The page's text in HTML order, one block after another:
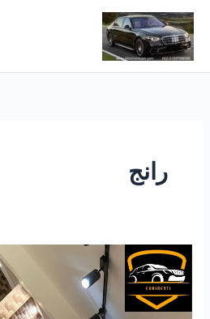
تخطي
إلى
المحتوى
رانج
إيجار
سيارة
رانج
روفر